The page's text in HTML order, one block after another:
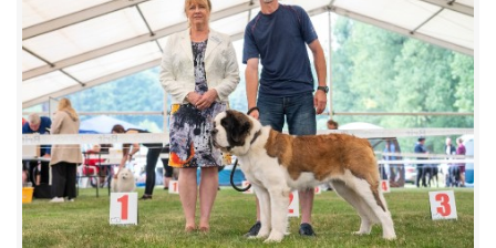
© CHS ze Severních vrchů | Aktualizováno: 20. 7. 2026